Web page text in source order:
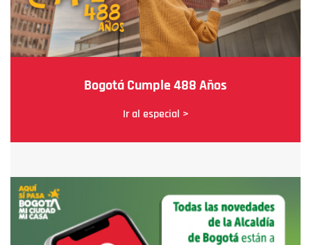
Bogotá Cumple 488 Años
Ir al especial >